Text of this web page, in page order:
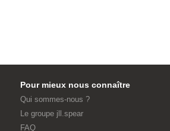
Pour mieux nous connaître
Qui sommes-nous ?
Le groupe jll.spear
FAQ